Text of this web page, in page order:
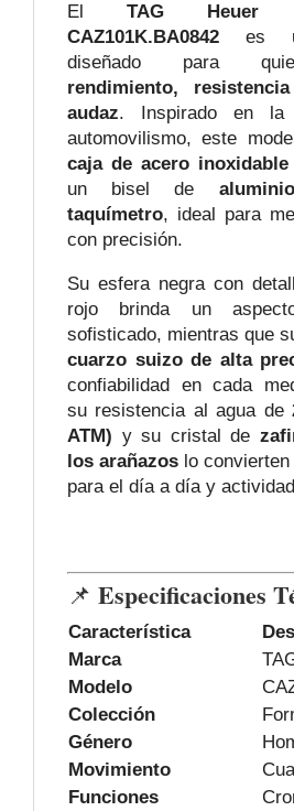
El TAG Heuer
CAZ101K.BA0842 es
diseñado para
rendimiento,
audaz. Inspirado en la
automovilismo, este
caja de acero
un bisel de
taquímetro, ideal para
con precisión.
Su esfera negra con
rojo brinda un
sofisticado, mientras que
cuarzo suizo de alta
confiabilidad en cada
su resistencia al agua de
ATM) y su cristal de
los arañazos lo
para el día a día y
📌 Especificaciones
Característica
Marca
Modelo
Colección
Género
Movimiento
Funciones